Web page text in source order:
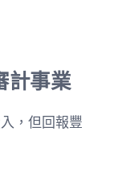
計事業
，但回報豐